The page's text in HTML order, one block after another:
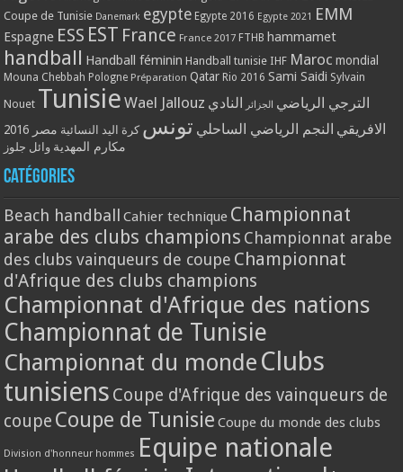
Coupe de Tunisie Danemark egypte Egypte 2016 Egypte 2021 EMM
Espagne ESS EST France France 2017 FTHB hammamet
handball Handball féminin Handball tunisie IHF Maroc mondial
Mouna Chebbah Pologne Préparation Qatar Rio 2016 Sami Saidi Sylvain
Nouet Tunisie Wael Jallouz الترجي الرياضي الجزائر النادي
الافريقي النجم الرياضي الساحلي تونس كرة اليد النسائية مصر 2016
مكارم المهدية وائل جلوز
Catégories
Beach handball Cahier technique Championnat
arabe des clubs champions Championnat arabe
des clubs vainqueurs de coupe Championnat
d'Afrique des clubs champions
Championnat d'Afrique des nations
Championnat de Tunisie
Championnat du monde Clubs
tunisiens Coupe d'Afrique des vainqueurs de
coupe Coupe de Tunisie Coupe du monde des clubs
Division d'honneur hommes Equipe nationale